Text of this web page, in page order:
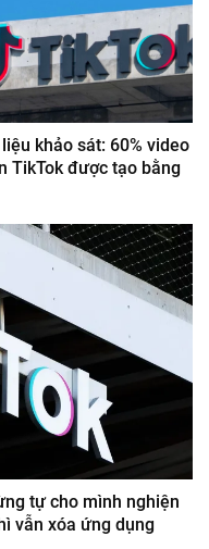
liệu khảo sát: 60% video
TikTok được tạo bằng
tự cho mình nghiện
vẫn xóa ứng dụng